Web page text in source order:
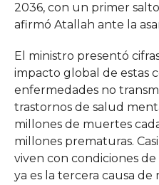
2036, con un primer
afirmó Atallah ante la
El ministro presentó
impacto global de estas
enfermedades no
trastornos de salud
millones de muertes
millones prematuras.
viven con condiciones
ya es la tercera causa de